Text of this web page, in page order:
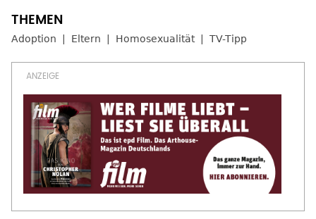
Adoption Eltern Homosexualität TV-Tipp